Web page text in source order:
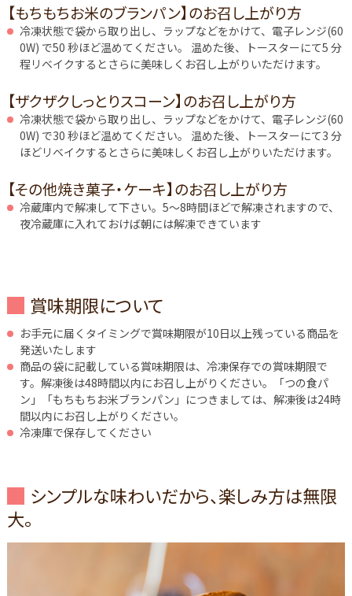
【もちもちお米のブランパン】のお召し上がり方
冷凍状態で袋から取り出し、ラップなどをかけて、電子レンジ(60
0W) で50 秒ほど温めてください。 温めた後、トースターにて5 分
程リベイクするとさらに美味しくお召し上がりいただけます。
【ザクザクしっとりスコーン】のお召し上がり方
冷凍状態で袋から取り出し、ラップなどをかけて、電子レンジ(60
0W) で30 秒ほど温めてください。 温めた後、トースターにて3 分
ほどリベイクするとさらに美味しくお召し上がりいただけます。
【その他焼き菓子・ケーキ】のお召し上がり方
冷蔵庫内で解凍して下さい。5～8時間ほどで解凍されますので、
夜冷蔵庫に入れておけば朝には解凍できています
賞味期限について
お手元に届くタイミングで賞味期限が10日以上残っている商品を
発送いたします
商品の袋に記載している賞味期限は、冷凍保存での賞味期限で
す。解凍後は48時間以内にお召し上がりください。「つの食パ
ン」「もちもちお米ブランパン」につきましては、解凍後は24時
間以内にお召し上がりください。
冷凍庫で保存してください
シンプルな味わいだから、楽しみ方は無限
大。